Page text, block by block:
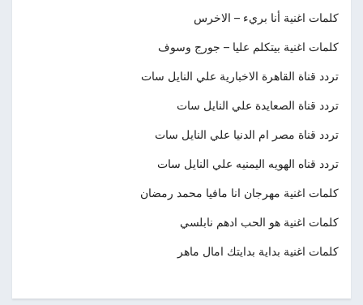
كلمات اغنية أنا بريء – الاخرس
كلمات اغنية بيتكلم عليا – جورج وسوف
تردد قناة القاهرة الاخبارية علي النايل سات
تردد قناة الصعايدة علي النايل سات
تردد قناة مصر ام الدنيا علي النايل سات
تردد قناه الهويه اليمنيه علي النايل سات
كلمات اغنية مهرجان انا مافيا محمد رمضان
كلمات اغنية هو الحب ادهم نابلسي
كلمات اغنية بداية بدايتك امال ماهر